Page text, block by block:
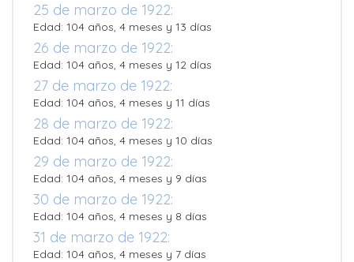
25 de marzo de 1922:
Edad: 104 años, 4 meses y 13 días
26 de marzo de 1922:
Edad: 104 años, 4 meses y 12 días
27 de marzo de 1922:
Edad: 104 años, 4 meses y 11 días
28 de marzo de 1922:
Edad: 104 años, 4 meses y 10 días
29 de marzo de 1922:
Edad: 104 años, 4 meses y 9 días
30 de marzo de 1922:
Edad: 104 años, 4 meses y 8 días
31 de marzo de 1922:
Edad: 104 años, 4 meses y 7 días